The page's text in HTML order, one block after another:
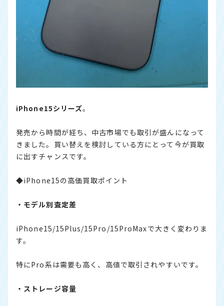
iPhone15シリーズ。
発売から時間が経ち、中古市場でも取引が盛んになって
きました。買い替えを検討している方にとって今が買取
に出すチャンスです。
◆iPhone15の高価買取ポイント
・モデル別査定差
iPhone15/15Plus/15Pro/15ProMaxで大きく変わりま
す。
特にPro系は需要も高く、高値で取引されやすいです。
・ストレージ容量